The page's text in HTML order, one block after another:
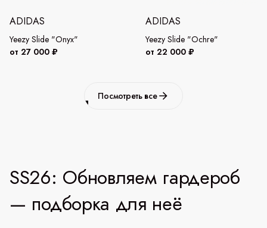
ADIDAS
Yeezy Slide "Onyx"
от 27 000 ₽
ADIDAS
Yeezy Slide "Ochre"
от 22 000 ₽
Посмотреть все
SS26: Обновляем гардероб
— подборка для неё